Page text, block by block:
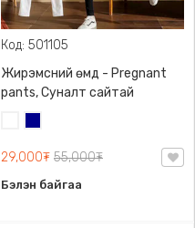
Код: 501105
Жирэмсний өмд - Pregnant
pants, Суналт сайтай
29,000₮ 55,000₮
Бэлэн байгаа